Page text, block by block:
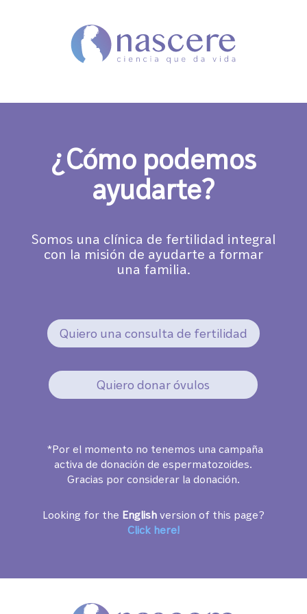
¿Cómo podemos
ayudarte?
Somos una clínica de fertilidad integral
con la misión de ayudarte a formar
una familia.
Quiero una consulta de fertilidad
Quiero donar óvulos
*Por el momento no tenemos una campaña
activa de donación de espermatozoides.
Gracias por considerar la donación.
Looking for the English version of this page?
Click here!